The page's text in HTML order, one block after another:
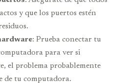
y que los puertos estén
: Prueba conectar tu
para ver si
el problema probablemente
de tu computadora.